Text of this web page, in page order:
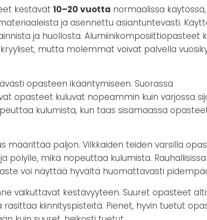
kestävät10–20 vuotta normaalissa
ja asennettu asiantuntevasti.
ja huollosta. Alumiinikomposiittiopasteet
mutta molemmat voivat palvella
opasteen ikääntymiseen. Suorassa
opasteet kuluvat nopeammin kuin varjossa
kulumista, kun taas sisämaassa
määrittää paljon. Vilkkaiden teiden varsilla
pölylle, mikä nopeuttaa kulumista. Rauhallisissa
voi näyttää hyvältä huomattavasti
vaikuttavat kestävyyteen. Suuret opasteet
kiinnityspisteitä. Pienet, hyvin tuetut